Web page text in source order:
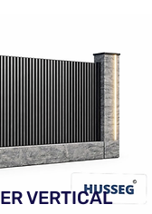
VERTICAL